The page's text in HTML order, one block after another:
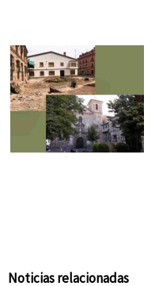
Noticias relacionadas